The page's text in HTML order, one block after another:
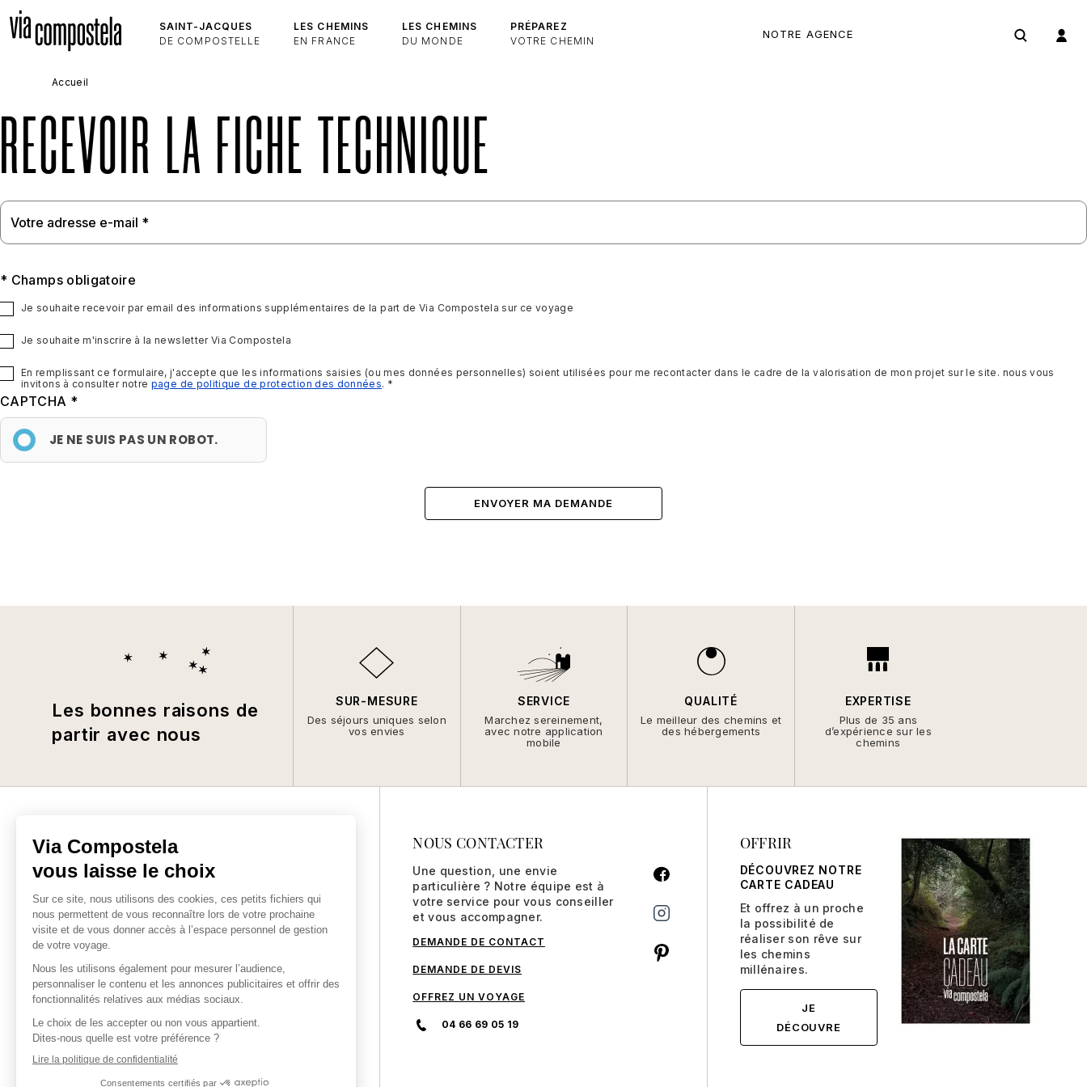
Aller au contenu principal
SAINT-JACQUES
DE COMPOSTELLE
LES CHEMINS
EN FRANCE
LES CHEMINS
DU MONDE
PRÉPAREZ
VOTRE CHEMIN
NOTRE AGENCE
Accueil
RECEVOIR LA FICHE TECHNIQUE
* Champs obligatoire
Je souhaite recevoir par email des informations supplémentaires de la part de Via Compostela sur ce voyage
Je souhaite m'inscrire à la newsletter Via Compostela
En remplissant ce formulaire, j'accepte que les informations saisies (ou mes données personnelles) soient utilisées pour me recontacter dans le cadre de la valorisation de mon projet sur le site. nous vous
invitons à consulter notre page de politique de protection des données.
CAPTCHA
JE NE SUIS PAS UN ROBOT.
Les bonnes raisons de
partir avec nous
SUR-MESURE
Des séjours uniques selon
vos envies
SERVICE
Marchez sereinement,
avec notre application
mobile
QUALITÉ
Le meilleur des chemins et
des hébergements
EXPERTISE
Plus de 35 ans
d’expérience sur les
chemins
L'EXPERT DES CHEMINS SACRÉS
Depuis 1985, nous vous
accompagnons dans la réalisation
des chemins sacrés en France et
autour du monde. Notre entreprise
est engagée pour un tourisme
responsable.
NOUS CONTACTER
Une question, une envie
particulière ? Notre équipe est à
votre service pour vous conseiller
et vous accompagner.
DEMANDE DE CONTACT
DEMANDE DE DEVIS
OFFREZ UN VOYAGE
04 66 69 05 19
OFFRIR
DÉCOUVREZ NOTRE
CARTE CADEAU
Et offrez à un proche
la possibilité de
réaliser son rêve sur
les chemins
millénaires.
JE
DÉCOUVRE